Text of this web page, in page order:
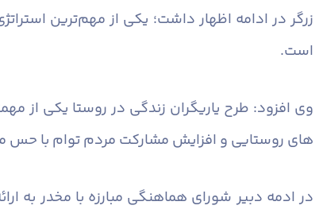
زرگر در ادامه اظهار داشت؛ یکی از مهم‌ترین
است.
وی افزود: طرح یاریگران زندگی در روستا یکی از
های روستایی و افزایش مشارکت مردم توام با حس
در ادمه دبیر شورای هماهنگی مبارزه با مخدر به